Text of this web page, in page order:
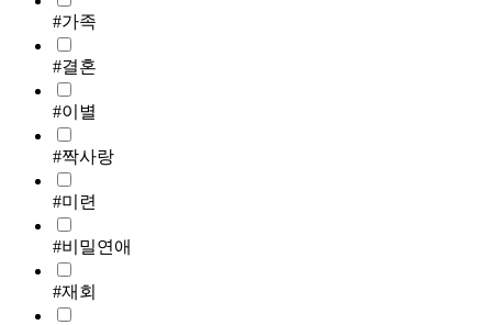
#가족
#결혼
#이별
#짝사랑
#미련
#비밀연애
#재회